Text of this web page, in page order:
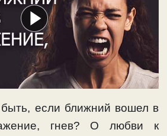
быть, если ближний вошел в
гнев? О любви к